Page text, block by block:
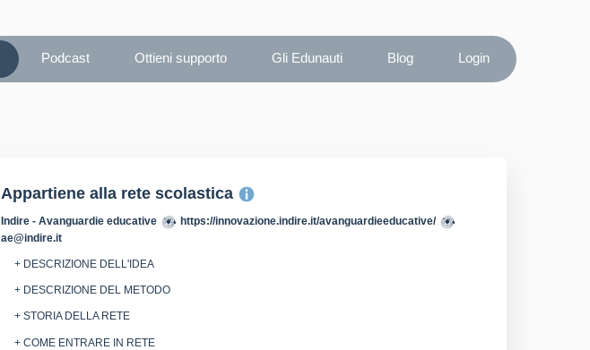
Podcast Ottieni supporto Gli Edunauti Blog Login
Appartiene alla rete scolastica
Indire - Avanguardie educative
https://innovazione.indire.it/avanguardieeducative/
ae@indire.it
+ DESCRIZIONE DELL'IDEA
+ DESCRIZIONE DEL METODO
+ STORIA DELLA RETE
+ COME ENTRARE IN RETE